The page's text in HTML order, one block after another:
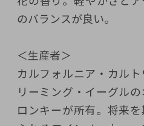
のバランスが良い。
＜生産者＞
カルフォルニア・カル
リーミング・イーグル
ロンキーが所有。将来